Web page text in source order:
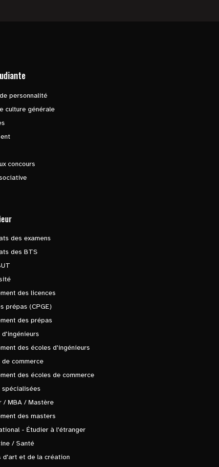
personnalité
culture générale
concours
des examens
des BTS
des licences
prépas (CPGE)
des prépas
d'ingénieurs
des écoles d'ingénieurs
de commerce
des écoles de commerce
spécialisées
/ MBA / Mastère
des masters
- Étudier à l'étranger
/ Santé
d'art et de la création